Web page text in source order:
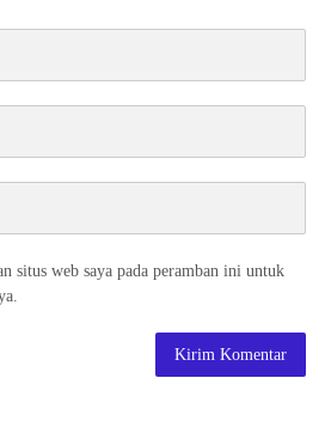
situs web saya pada peramban ini untuk